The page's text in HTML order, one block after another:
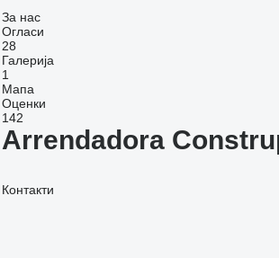
За нас
Огласи
28
Галерија
1
Мапа
Оценки
142
Arrendadora
Контакти